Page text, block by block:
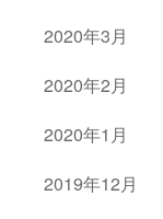
2020年3月
2020年2月
2020年1月
2019年12月